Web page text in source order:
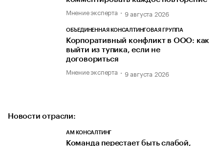
Мнение эксперта 9 августа 2026
ОБЪЕДИНЕННАЯ КОНСАЛТИНГОВАЯ ГРУППА
Корпоративный конфликт в ООО: как
выйти из тупика, если не
договориться
Мнение эксперта 9 августа 2026
Новости отрасли:
АМ КОНСАЛТИНГ
Команда перестает быть слабой,